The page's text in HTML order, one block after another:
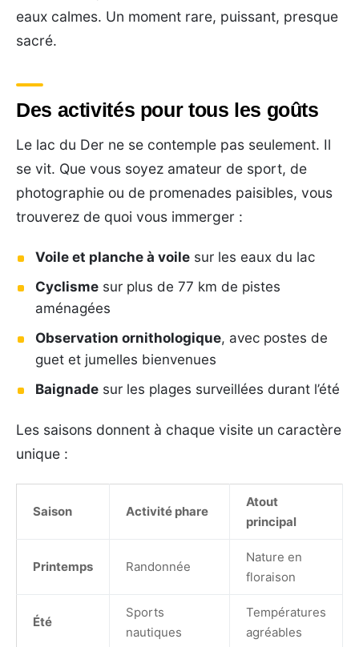
eaux calmes. Un moment rare, puissant, presque
sacré.
Des activités pour tous les goûts
Le lac du Der ne se contemple pas seulement. Il
se vit. Que vous soyez amateur de sport, de
photographie ou de promenades paisibles, vous
trouverez de quoi vous immerger :
Voile et planche à voile sur les eaux du lac
Cyclisme sur plus de 77 km de pistes
aménagées
Observation ornithologique, avec postes de
guet et jumelles bienvenues
Baignade sur les plages surveillées durant l’été
Les saisons donnent à chaque visite un caractère
unique :
Saison Activité phare
Atout
principal
Printemps Randonnée
Nature en
floraison
Été
Sports
nautiques
Températures
agréables